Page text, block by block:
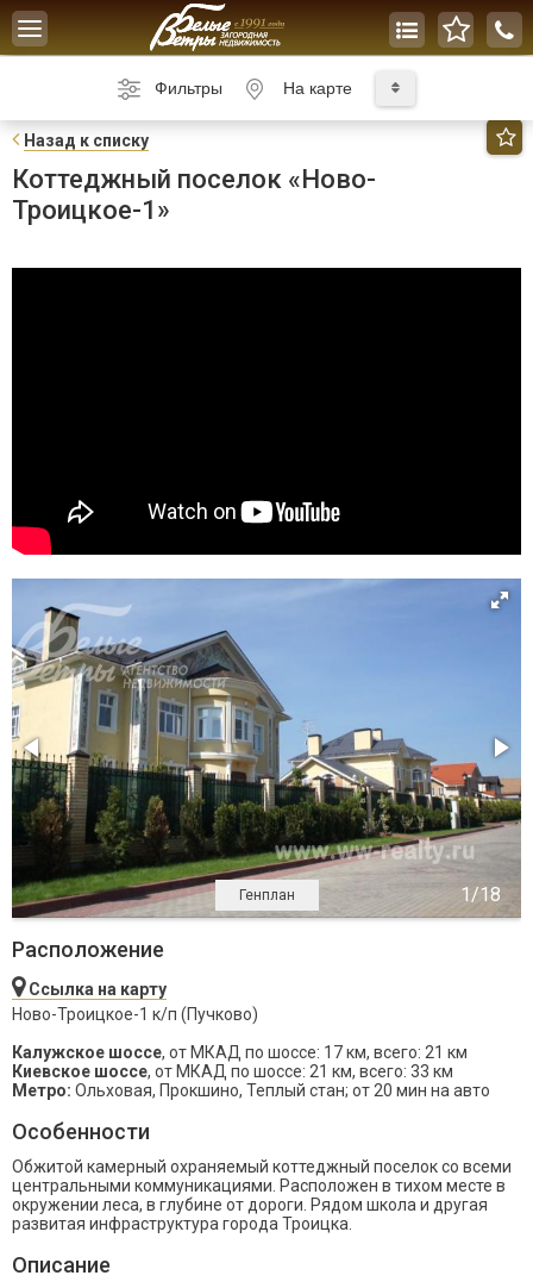
Toggle
navigation
Фильтры На карте
Назад к списку
Коттеджный поселок «Ново-
Троицкое-1»
Генплан
Расположение
Ссылка на карту
Ново-Троицкое-1 к/п (Пучково)
Калужское шоссе, от МКАД по шоссе: 17 км, всего: 21 км
Киевское шоссе, от МКАД по шоссе: 21 км, всего: 33 км
Метро: Ольховая, Прокшино, Теплый стан; от 20 мин на авто
Особенности
Обжитой камерный охраняемый коттеджный поселок со всеми
центральными коммуникациями. Расположен в тихом месте в
окружении леса, в глубине от дороги. Рядом школа и другая
развитая инфраструктура города Троицка.
Описание